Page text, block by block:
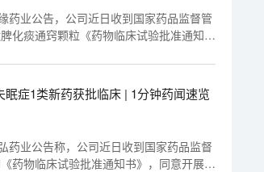
药业公告，公司近日收到国家药品监督管
化痰通窍颗粒《药物临床试验批准通知
虚痰阻证。
眠症1类新药获批临床 | 1分钟药闻速览
药业公告称，公司近日收到国家药品监督
药物临床试验批准通知书》，同意开展